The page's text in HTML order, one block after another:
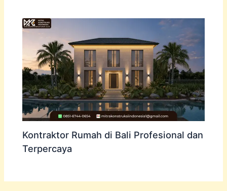
Kontraktor Rumah di Bali Profesional dan
Terpercaya